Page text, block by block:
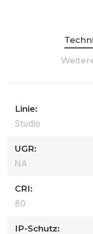
Linie:
Studio
UGR:
NA
CRI:
80
IP-Schutz: